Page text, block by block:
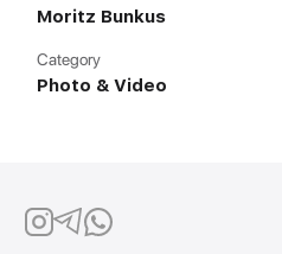
Moritz Bunkus
Category
Photo & Video